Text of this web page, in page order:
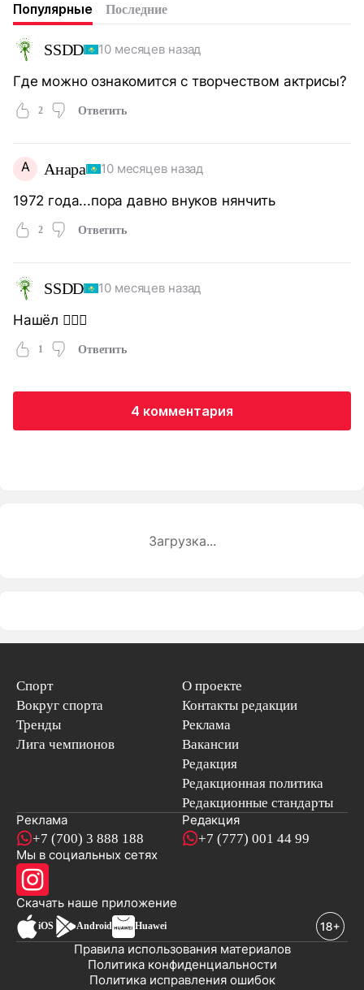
Популярные Последние
SSDD 10 месяцев назад
Где можно ознакомится с творчеством актрисы?
2 Ответить
А Анара 10 месяцев назад
1972 года...пора давно внуков нянчить
2 Ответить
SSDD 10 месяцев назад
Нашёл 🤦🏻‍♂️
1 Ответить
4 комментария
Загрузка...
Спорт
Вокруг спорта
Тренды
Лига чемпионов
О проекте
Контакты редакции
Реклама
Вакансии
Редакция
Редакционная политика
Редакционные стандарты
Реклама
+7 (700) 3 888 188
Редакция
+7 (777) 001 44 99
Мы в социальных сетях
Скачать наше приложениеновостей
iOS Android Huawei
Политика исправления ошибок
Политика конфиденциальности
Правила использования материалов